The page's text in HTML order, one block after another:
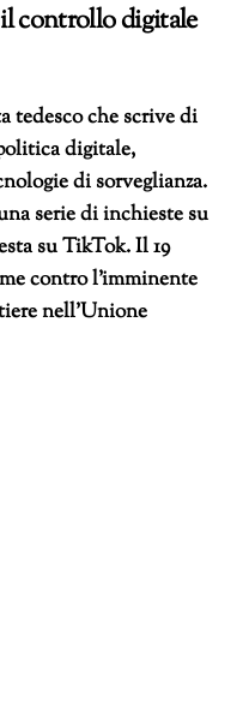
controllo digitale
tedesco che scrive di
digitale,
di sorveglianza.
serie di inchieste su
su TikTok. Il 19
contro l’imminente
nell’Unione